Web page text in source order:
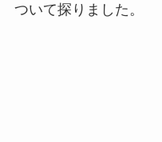
ついて探りました。